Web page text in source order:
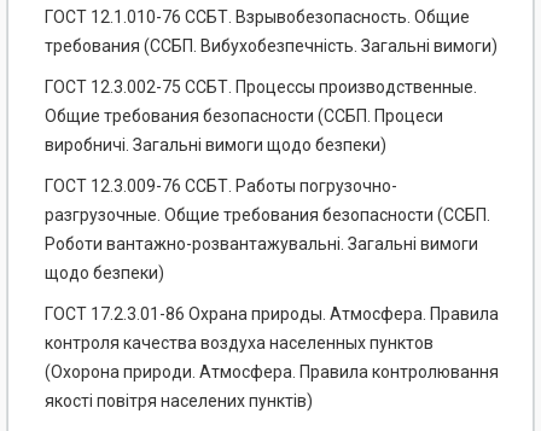
ГОСТ 12.1.010-76 ССБТ. Взрывобезопасность. Общие
требования (ССБП. Вибухобезпечність. Загальні вимоги)
ГОСТ 12.3.002-75 ССБТ. Процессы производственные.
Общие требования безопасности (ССБП. Процеси
виробничі. Загальні вимоги щодо безпеки)
ГОСТ 12.3.009-76 ССБТ. Работы погрузочно-
разгрузочные. Общие требования безопасности (ССБП.
Роботи вантажно-розвантажувальні. Загальні вимоги
щодо безпеки)
ГОСТ 17.2.3.01-86 Охрана природы. Атмосфера. Правила
контроля качества воздуха населенных пунктов
(Охорона природи. Атмосфера. Правила контролювання
якості повітря населених пунктів)